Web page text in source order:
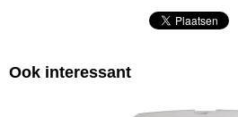
Ook interessant